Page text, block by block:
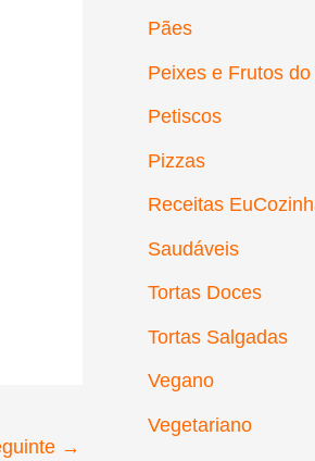
→
Pães
Peixes e Frutos
Petiscos
Pizzas
Receitas
Saudáveis
Tortas Doces
Tortas Salgadas
Vegano
Vegetariano